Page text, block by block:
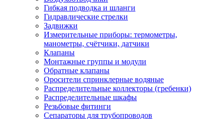
Гибкая подводка и шланги
Гидравлические стрелки
Задвижки
Измерительные приборы: термометры,
манометры, счётчики, датчики
Клапаны
Монтажные группы и модули
Обратные клапаны
Оросители спринклерные водяные
Распределительные коллекторы (гребенки)
Распределительные шкафы
Резьбовые фитинги
Сепараторы для трубопроводов